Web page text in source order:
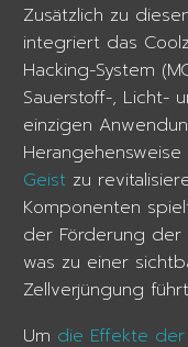
Zusätzlich zu
integriert das
Hacking-System
Sauerstoff-, Licht-
einzigen
Geist zu
Komponenten
der Förderung der
was zu einer
Zellverjüngung
Um die Effekte der